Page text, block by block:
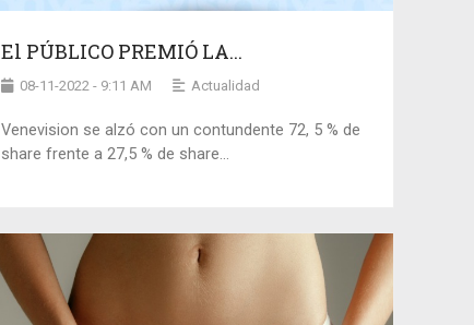
El PÚBLICO PREMIÓ LA...
08-11-2022 - 9:11 AM Actualidad
Venevision se alzó con un contundente 72, 5 % de
share frente a 27,5 % de share...